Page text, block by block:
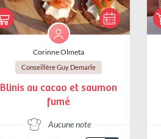
Corinne Olmeta
Conseillère Guy Demarle
Blinis au cacao et saumon
fumé
Aucune note